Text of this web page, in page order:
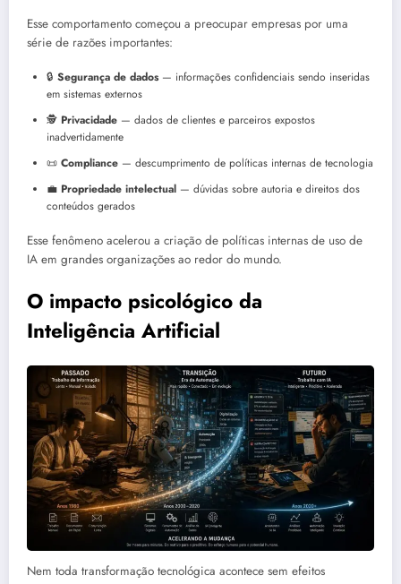
Esse comportamento começou a preocupar empresas por uma
série de razões importantes:
🔒 Segurança de dados— informações confidenciais sendo inseridas
em sistemas externos
🕵️ Privacidade — dados de clientes e parceiros expostos
inadvertidamente
📜 Compliance — descumprimento de políticas internas de tecnologia
💼 Propriedade intelectual — dúvidas sobre autoria e direitos dos
conteúdos gerados
Esse fenômeno acelerou a criação de políticas internas de uso de
IA em grandes organizações ao redor do mundo.
O impacto psicológico da
Inteligência Artificial
Nem toda transformação tecnológica acontece sem efeitos